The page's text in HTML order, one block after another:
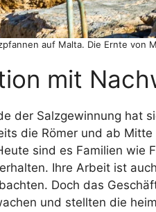
auf Malta. Die Ernte
mit
der Salzgewinnung hat
die Römer und ab
sind es Familien wie
Ihre Arbeit ist
Doch das
und stellten die